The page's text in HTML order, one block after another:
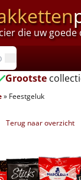
die uw
Grootste
» Feestgeluk
Terug naar overzicht